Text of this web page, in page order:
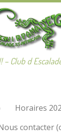
– Club d
Horaires
contacter